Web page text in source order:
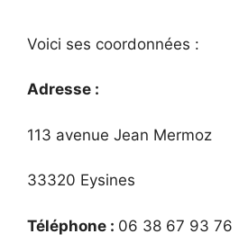
Voici ses coordonnées :
Adresse :
113 avenue Jean Mermoz
33320 Eysines
Téléphone : 06 38 67 93 76